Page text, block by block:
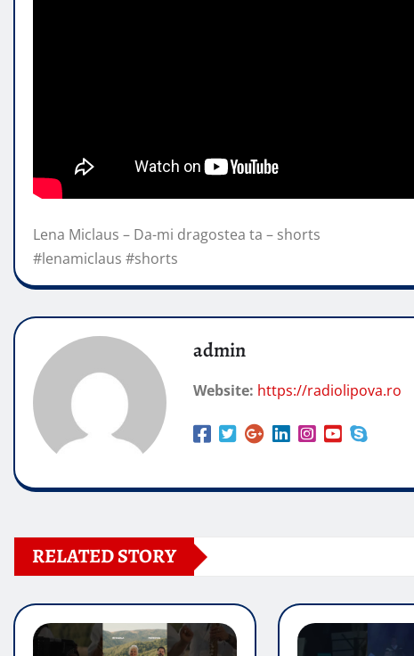
Lena Miclaus – Da-mi dragostea ta – shorts
#lenamiclaus #shorts
admin
Website: https://radiolipova.ro
RELATED STORY